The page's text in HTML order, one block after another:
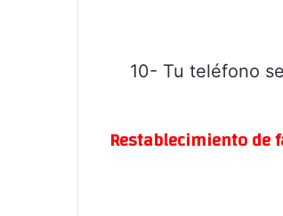
10- Tu teléfono
Restablecimiento de